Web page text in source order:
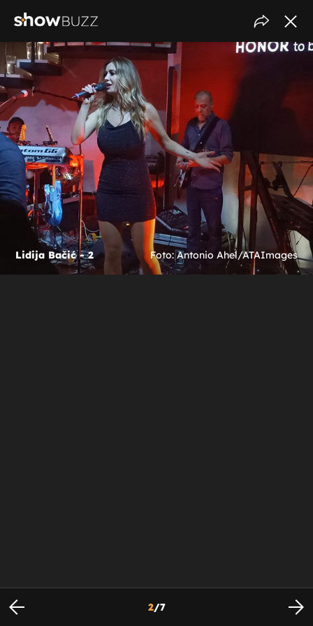
Lidija Bačić - 2 Foto: Antonio Ahel/ATAImages
2/7